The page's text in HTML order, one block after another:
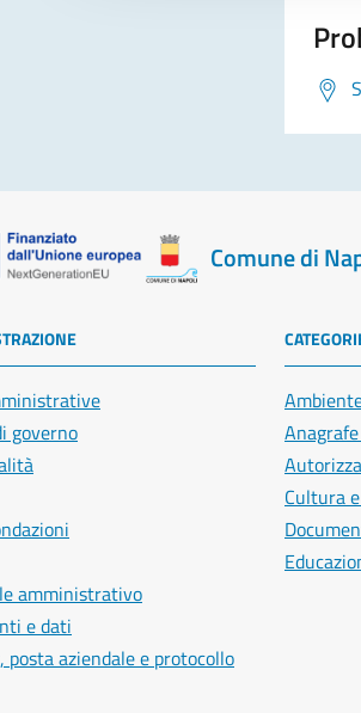
Comune di
governo
amministrativo
e dati
posta aziendale e protocollo
Cultura